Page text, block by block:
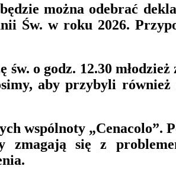
można odebrać
Św. w roku 2026.
o godz. 12.30
aby przybyli
wspólnoty
zmagają się z